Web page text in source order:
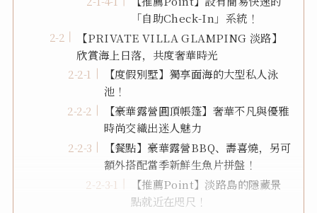
「自助Check-In」系統！
【PRIVATE VILLA GLAMPING 淡路】
欣賞海上日落，共度奢華時光
【度假別墅】獨享面海的大型私人泳
池！
【豪華露營圓頂帳篷】奢華不凡與優雅
時尚交織出迷人魅力
【餐點】豪華露營BBQ、壽喜燒，另可
額外搭配當季新鮮生魚片拼盤！
【推薦Point】淡路島的隱藏景
點就近在咫尺！